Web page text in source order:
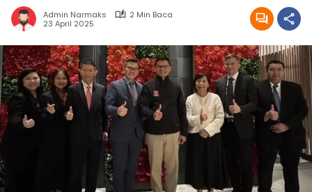
Admin Narmaks
2 Min Baca
23 April 2025